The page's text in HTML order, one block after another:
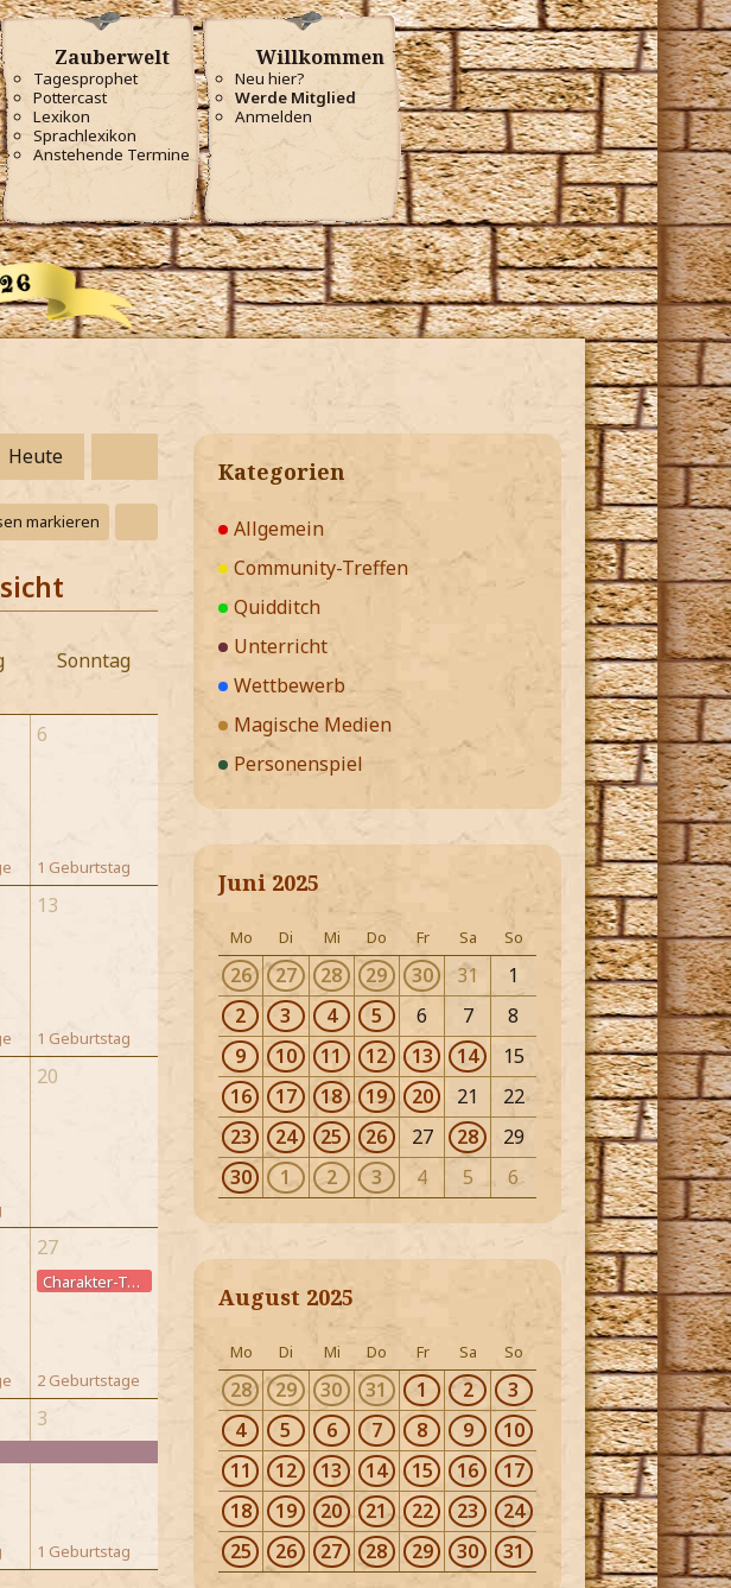
Zauberwelt
Tagesprophet
Pottercast
Lexikon
Sprachlexikon
Anstehende Termine
Willkommen
Neu hier?
Werde Mitglied
Anmelden
Heute
markieren
Sonntag
6
1 Geburtstag
13
1 Geburtstag
20
27
Charakter-Todestag
2 Geburtstage
3
1 Geburtstag
Kategorien
Allgemein
Community-Treffen
Quidditch
Unterricht
Wettbewerb
Magische Medien
Personenspiel
Juni 2025
Mo Di Mi Do Fr Sa So
26 27 28 29 30 31
1
2
3 4 5 6 7
8
9
10 11 12 13 14
15
16
17 18 19 20 21
22
23
24 25 26 27 28
29
30
1 2 3 4 5 6
August 2025
Mo Di Mi Do Fr Sa So
28 29 30 31 1 2
3
4
5 6 7 8 9
10
11
12 13 14 15 16
17
18
19 20 21 22 23
24
25
26 27 28 29 30 31